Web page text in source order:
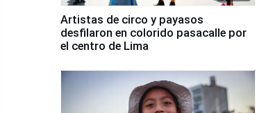
Artistas de circo y payasos
desfilaron en colorido pasacalle por
el centro de Lima